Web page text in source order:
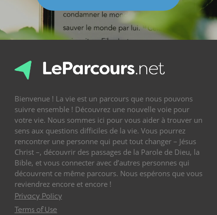
Bienvenue ! La vie est un parcours que nous pouvons
suivre ensemble ! Découvrez une nouvelle voie pour
votre vie. Nous sommes ici pour vous aider à trouver un
sens aux questions difficiles de la vie. Vous pourrez
rencontrer une personne qui peut tout changer – Jésus
Christ –, découvrir des passages de la Parole de Dieu, la
Bible, et vous connecter avec d’autres personnes qui
découvrent ce même parcours. Nous espérons que vous
reviendrez encore et encore !
Privacy Policy
Terms of Use